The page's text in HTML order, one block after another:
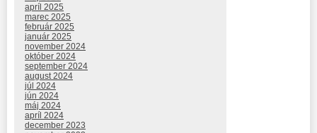
apríl 2025
marec 2025
február 2025
január 2025
november 2024
október 2024
september 2024
august 2024
júl 2024
jún 2024
máj 2024
apríl 2024
december 2023